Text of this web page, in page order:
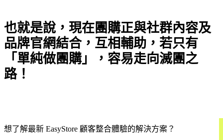
也就是說，現在團購正與社群內容及
品牌官網結合，互相輔助，若只有
「單純做團購」，容易走向滅團之
路！
想了解最新 EasyStore 顧客整合體驗的解決方案？